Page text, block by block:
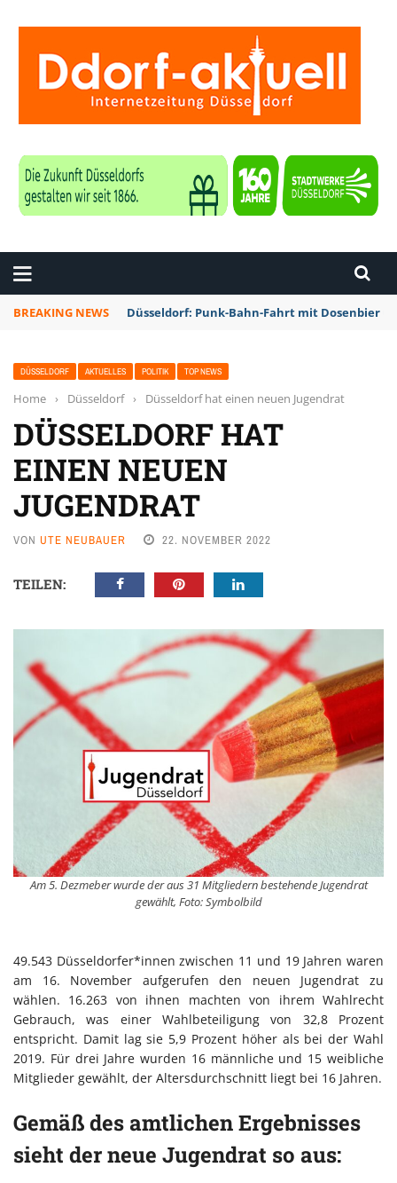
BREAKING NEWS Düsseldorf: Punk-Bahn-Fahrt mit Dosenbier
DÜSSELDORF AKTUELLES POLITIK TOP NEWS
Home › Düsseldorf › Düsseldorf hat einen neuen Jugendrat
DÜSSELDORF HAT
EINEN NEUEN
JUGENDRAT
VON UTE NEUBAUER 22. NOVEMBER 2022
TEILEN:
Am 5. Dezmeber wurde der aus 31 Mitgliedern bestehende Jugendrat
gewählt, Foto: Symbolbild
49.543 Düsseldorfer*innen zwischen 11 und 19 Jahren waren
am 16. November aufgerufen den neuen Jugendrat zu
wählen. 16.263 von ihnen machten von ihrem Wahlrecht
Gebrauch, was einer Wahlbeteiligung von 32,8 Prozent
entspricht. Damit lag sie 5,9 Prozent höher als bei der Wahl
2019. Für drei Jahre wurden 16 männliche und 15 weibliche
Mitglieder gewählt, der Altersdurchschnitt liegt bei 16 Jahren.
Gemäß des amtlichen Ergebnisses
sieht der neue Jugendrat so aus: